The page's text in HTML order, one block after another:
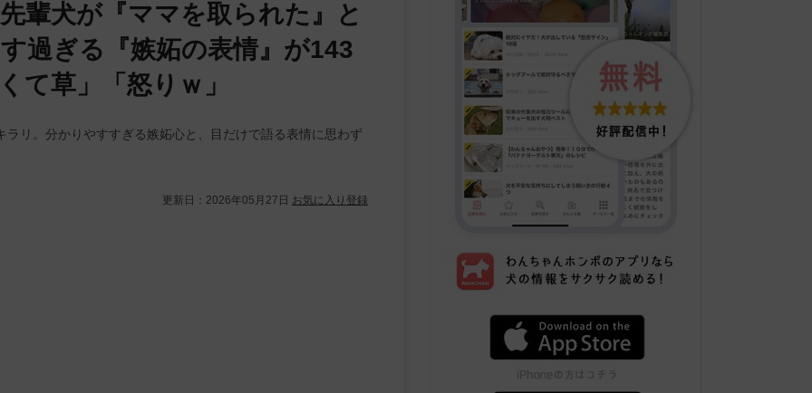
輩犬が『ママを取られた』と
過ぎる『嫉妬の表情』が143
て草」「怒りｗ」
リ。分かりやすすぎる嫉妬心と、目だけで語る表情に思わず
更新日： 2026年05月27日 お気に入り登録